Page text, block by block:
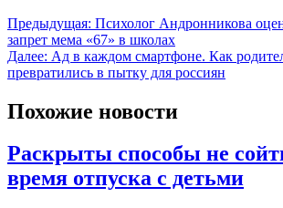
Предыдущая: Психолог Андронникова
запрет мема «67» в школах
Далее: Ад в каждом смартфоне. Как
превратились в пытку для россиян
Похожие новости
Раскрыты способы не
время отпуска с детьми